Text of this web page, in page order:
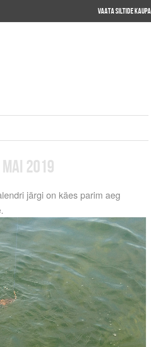
Vaata siltide kaupa
MAI 2019
järgi on käes parim aeg